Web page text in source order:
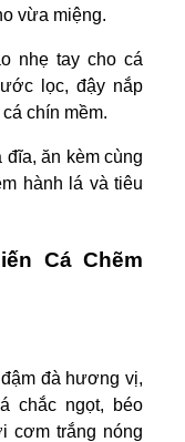
vừa miệng.
nhẹ tay cho cá
lọc, đậy nắp
chín mềm.
đĩa, ăn kèm cùng
hành lá và tiêu
Cá Chẽm
đà hương vị,
chắc ngọt, béo
cơm trắng nóng